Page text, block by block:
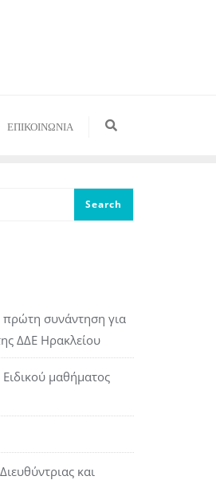
ΕΠΙΚΟΙΝΩΝΙΑ
συνάντηση για
ΔΔΕ Ηρακλείου
Ειδικού μαθήματος
και